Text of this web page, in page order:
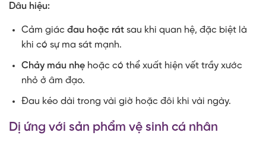
Dâu hiệu:
Cảm giác đau hoặc rátsau khi quan hệ, đặc biệt là
khi có sự ma sát mạnh.
Chảy máu nhẹhoặc có thể xuất hiện vết trầy xước
nhỏ ở âm đạo.
Đau kéo dài trong vài giờ hoặc đôi khi vài ngày.
Dị ứng với sản phẩm vệ sinh cá nhân